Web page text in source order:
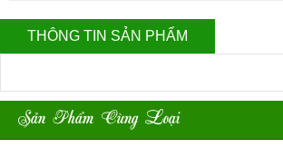
THÔNG TIN SẢN PHẨM
Sản Phẩm Cùng Loại